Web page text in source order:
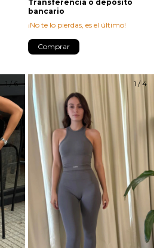
Transferencia o depósito
bancario
¡No te lo pierdas, es el último!
Comprar
1/6 1 /4